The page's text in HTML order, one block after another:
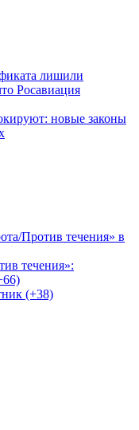
лишили
Росавиация
новые законы
Против течения» в
течения»:
(+38)